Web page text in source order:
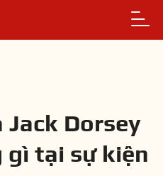
Jack Dorsey
gì tại sự kiện